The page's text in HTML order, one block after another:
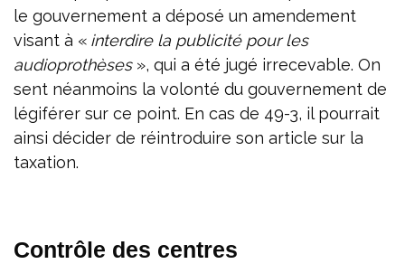
le gouvernement a déposé un amendement
visant à « interdire la publicité pour les
audioprothèses», qui a été jugé irrecevable. On
sent néanmoins la volonté du gouvernement de
légiférer sur ce point. En cas de 49-3, il pourrait
ainsi décider de réintroduire son article sur la
taxation.
Contrôle des centres